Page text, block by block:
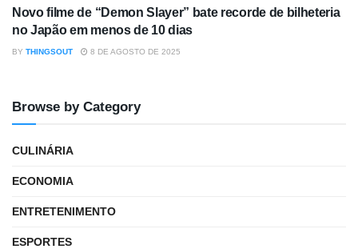
Novo filme de “Demon Slayer” bate recorde de bilheteria
no Japão em menos de 10 dias
BY THINGSOUT 8 DE AGOSTO DE 2025
Browse by Category
CULINÁRIA
ECONOMIA
ENTRETENIMENTO
ESPORTES